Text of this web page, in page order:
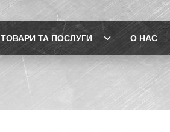
ТОВАРИ ТА ПОСЛУГИ О НАС